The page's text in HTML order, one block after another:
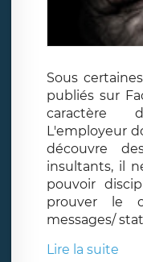
Sous
publiés sur
caractère
L'employeur
découvre
insultants, il
pouvoir
prouver le
messages/
Lire la suite